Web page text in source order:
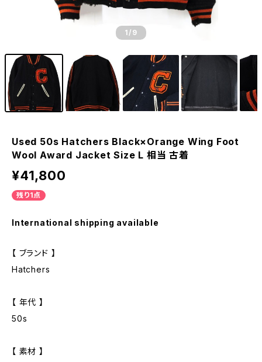
1 /9
Used 50s Hatchers Black×Orange Wing Foot
Wool Award Jacket Size L 相当 古着
¥41,800
残り1点
International shipping available
【 ブランド 】
Hatchers
【 年代 】
50s
【 素材 】